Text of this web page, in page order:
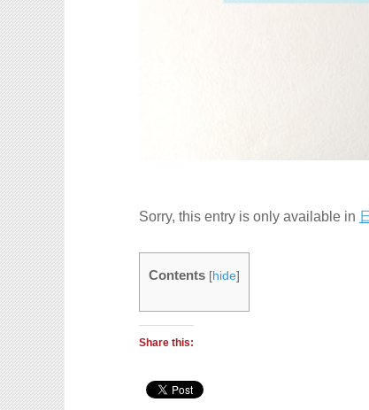
Sorry, this entry is only available in
Contents [hide]
Share this: